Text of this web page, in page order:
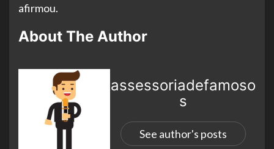
afirmou.
About The Author
assessoriadefamoso
s
See author's posts